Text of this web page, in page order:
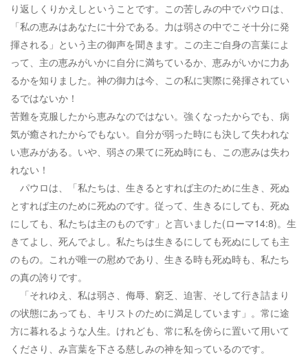
り返しくりかえしということです。この苦しみの中でパウロは、
「私の恵みはあなたに十分である。力は弱さの中でこそ十分に発
揮される」という主の御声を聞きます。この主ご自身の言葉によ
って、主の恵みがいかに自分に満ちているか、恵みがいかに力あ
るかを知りました。神の御力は今、この私に実際に発揮されてい
るではないか！
苦難を克服したから恵みなのではない。強くなったからでも、病
気が癒されたからでもない。自分が弱った時にも決して失われな
い恵みがある。いや、弱さの果てに死ぬ時にも、この恵みは失わ
れない！
パウロは、「私たちは、生きるとすれば主のために生き、死ぬ
とすれば主のために死ぬのです。従って、生きるにしても、死ぬ
にしても、私たちは主のものです」と言いました(ローマ14:8)。生
きてよし、死んでよし。私たちは生きるにしても死ぬにしても主
のもの。これが唯一の慰めであり、生きる時も死ぬ時も、私たち
の真の誇りです。
「それゆえ、私は弱さ、侮辱、窮乏、迫害、そして行き詰まり
の状態にあっても、キリストのために満足しています」。常に途
方に暮れるような人生。けれども、常に私を傍らに置いて用いて
くださり、み言葉を下さる慈しみの神を知っているのです。